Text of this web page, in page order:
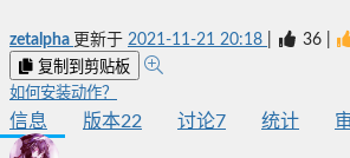
zetalpha 更新于 2021-11-21 20:18 36
复制到剪贴板
如何安装动作？
信息 版本22 讨论7 统计